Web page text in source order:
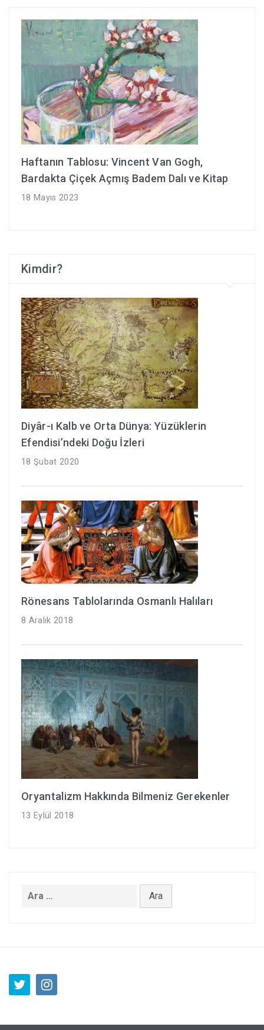
Haftanın Tablosu: Vincent Van Gogh,
Bardakta Çiçek Açmış Badem Dalı ve Kitap
18 Mayıs 2023
Kimdir?
Diyâr-ı Kalb ve Orta Dünya: Yüzüklerin
Efendisi’ndeki Doğu İzleri
18 Şubat 2020
Rönesans Tablolarında Osmanlı Halıları
8 Aralık 2018
Oryantalizm Hakkında Bilmeniz Gerekenler
13 Eylül 2018
Arama: